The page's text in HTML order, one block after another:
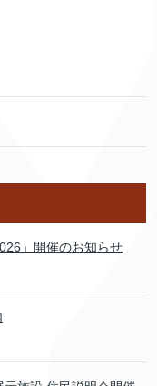
」開催のお知らせ